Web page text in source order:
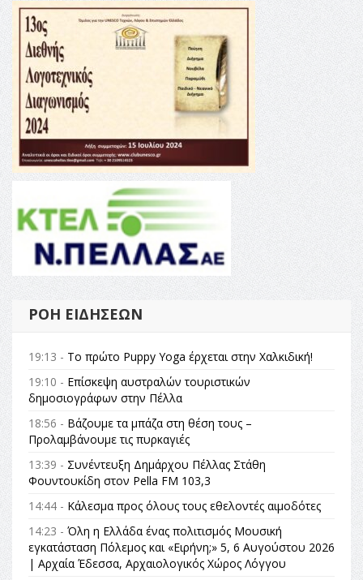
ΡΟΉ ΕΙΔΉΣΕΩΝ
19:13 - Το πρώτο Puppy Yoga έρχεται στην Χαλκιδική!
19:10 - Επίσκεψη αυστραλών τουριστικών
δημοσιογράφων στην Πέλλα
18:56 - Βάζουμε τα μπάζα στη θέση τους –
Προλαμβάνουμε τις πυρκαγιές
13:39 - Συνέντευξη Δημάρχου Πέλλας Στάθη
Φουντουκίδη στον Pella FM 103,3
14:44 - Κάλεσμα προς όλους τους εθελοντές αιμοδότες
14:23 - Όλη η Ελλάδα ένας πολιτισμός Μουσική
εγκατάσταση Πόλεμος και «Ειρήνη;» 5, 6 Αυγούστου 2026
| Αρχαία Έδεσσα, Αρχαιολογικός Χώρος Λόγγου